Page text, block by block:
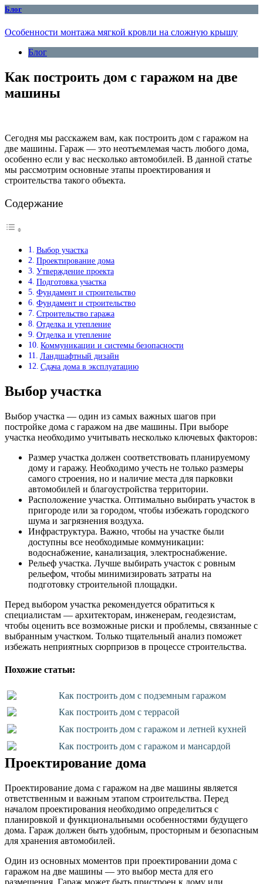
Блог
Особенности монтажа мягкой кровли на сложную крышу
Блог
Как построить дом с гаражом на две
машины
Сегодня мы расскажем вам, как построить дом с гаражом на
две машины. Гараж — это неотъемлемая часть любого дома,
особенно если у вас несколько автомобилей. В данной статье
мы рассмотрим основные этапы проектирования и
строительства такого объекта.
Содержание
Выбор участка
Проектирование дома
Утверждение проекта
Подготовка участка
Фундамент и строительство
Фундамент и строительство
Строительство гаража
Отделка и утепление
Отделка и утепление
Коммуникации и системы безопасности
Ландшафтный дизайн
Сдача дома в эксплуатацию
Выбор участка
Выбор участка — один из самых важных шагов при
постройке дома с гаражом на две машины. При выборе
участка необходимо учитывать несколько ключевых факторов:
Размер участка должен соответствовать планируемому
дому и гаражу. Необходимо учесть не только размеры
самого строения, но и наличие места для парковки
автомобилей и благоустройства территории.
Расположение участка. Оптимально выбирать участок в
пригороде или за городом, чтобы избежать городского
шума и загрязнения воздуха.
Инфраструктура. Важно, чтобы на участке были
доступны все необходимые коммуникации:
водоснабжение, канализация, электроснабжение.
Рельеф участка. Лучше выбирать участок с ровным
рельефом, чтобы минимизировать затраты на
подготовку строительной площадки.
Перед выбором участка рекомендуется обратиться к
специалистам — архитекторам, инженерам, геодезистам,
чтобы оценить все возможные риски и проблемы, связанные с
выбранным участком. Только тщательный анализ поможет
избежать неприятных сюрпризов в процессе строительства.
Похожие статьи:
Как построить дом с подземным гаражом
Как построить дом с террасой
Как построить дом с гаражом и летней кухней
Как построить дом с гаражом и мансардой
Проектирование дома
Проектирование дома с гаражом на две машины является
ответственным и важным этапом строительства. Перед
началом проектирования необходимо определиться с
планировкой и функциональными особенностями будущего
дома. Гараж должен быть удобным, просторным и безопасным
для хранения автомобилей.
Один из основных моментов при проектировании дома с
гаражом на две машины — это выбор места для его
размещения. Гараж может быть пристроен к дому или